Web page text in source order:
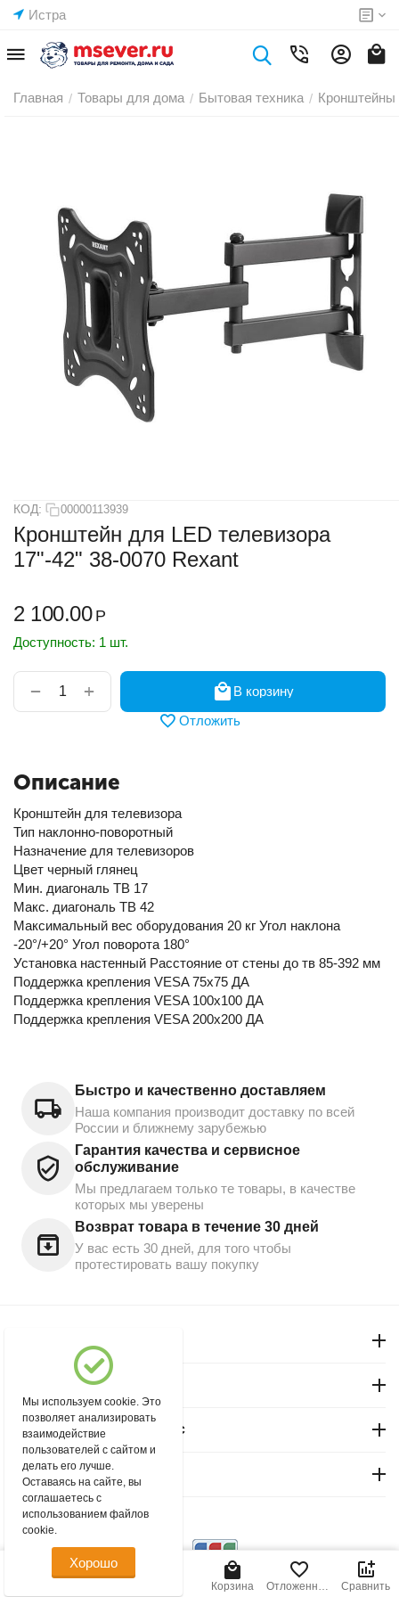
Истра
Главная / Товары для дома / Бытовая техника / Кронштейны
КОД: 00000113939
Кронштейн для LED телевизора
17"-42" 38-0070 Rexant
2 100.00 Р
Доступность: 1 шт.
+
−
В корзину
Отложить
Описание
Кронштейн для телевизора
Тип наклонно-поворотный
Назначение для телевизоров
Цвет черный глянец
Мин. диагональ ТВ 17
Макс. диагональ ТВ 42
Максимальный вес оборудования 20 кг Угол наклона
-20°/+20° Угол поворота 180°
Установка настенный Расстояние от стены до тв 85-392 мм
Поддержка крепления VESA 75х75 ДА
Поддержка крепления VESA 100х100 ДА
Поддержка крепления VESA 200х200 ДА
Быстро и качественно доставляем
Наша компания производит доставку по всей
России и ближнему зарубежью
Гарантия качества и сервисное
обслуживание
Мы предлагаем только те товары, в качестве
которых мы уверены
Возврат товара в течение 30 дней
У вас есть 30 дней, для того чтобы
протестировать вашу покупку
Магазин "Северный"
Покупательский сервис
Контакты
© 2004 - 2026 msever.ru.
2 100.00 Р В корзину
Корзина
Отложенные
Сравнить
Мы используем cookie. Это
позволяет анализировать
взаимодействие
пользователей с сайтом и
делать его лучше.
Оставаясь на сайте, вы
соглашаетесь с
использованием файлов
cookie.
Хорошо